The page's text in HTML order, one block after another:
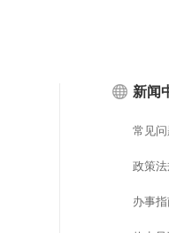
新闻
常见问
政策
办事